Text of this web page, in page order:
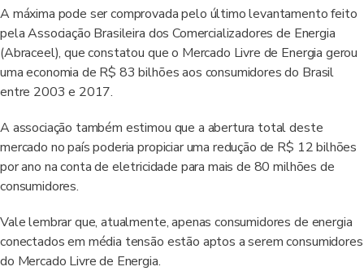
A máxima pode ser comprovada pelo último levantamento feito
pela Associação Brasileira dos Comercializadores de Energia
(Abraceel), que constatou que o Mercado Livre de Energia gerou
uma economia de R$ 83 bilhões aos consumidores do Brasil
entre 2003 e 2017.
A associação também estimou que a abertura total deste
mercado no país poderia propiciar uma redução de R$ 12 bilhões
por ano na conta de eletricidade para mais de 80 milhões de
consumidores.
Vale lembrar que, atualmente, apenas consumidores de energia
conectados em média tensão estão aptos a serem consumidores
do Mercado Livre de Energia.